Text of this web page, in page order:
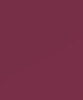
la carte filaire sur
IP distinctes…
l'adresse IP,
tour est joué. Pour